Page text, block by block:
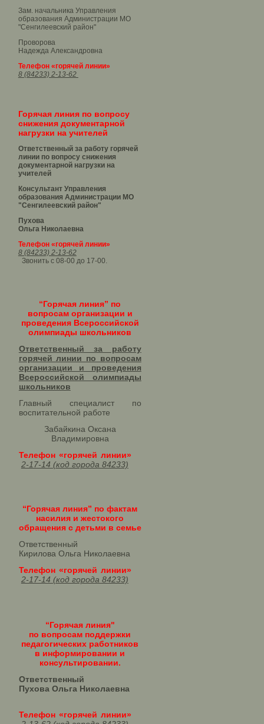
Зам. начальника Управления
образования Администрации МО
"Сенгилеевский район"
Проворова
Надежда Александровна
Телефон «горячей линии»
8 (84233) 2-13-62
Горячая линия по вопросу
снижения документарной
нагрузки на учителей
Ответственный за работу горячей
линии по вопросу снижения
документарной нагрузки на
учителей
Консультант Управления
образования Администрации МО
"Сенгилеевский район"
Пухова
Ольга Николаевна
Телефон «горячей линии»
8 (84233) 2-13-62
Звонить с 08-00 до 17-00.
“Горячая линия” по
вопросам организации и
проведения Всероссийской
олимпиады школьников
Ответственный за работу
горячей линии по вопросам
организации и проведения
Всероссийской олимпиады
школьников​
Главный специалист по
воспитательной работе
Забайкина Оксана
Владимировна
Телефон «горячей линии»
2-17-14 (код города 84233)
“Горячая линия” по фактам
насилия и жестокого
обращения с детьми в семье
Ответственный
Кирилова Ольга Николаевна
Телефон «горячей линии»
2-17-14 (код города 84233)
“Горячая линия"
по вопросам поддержки
педагогических работников
в информировании и
консультировании.
Ответственный
Пухова Ольга Николаевна
Телефон «горячей линии»